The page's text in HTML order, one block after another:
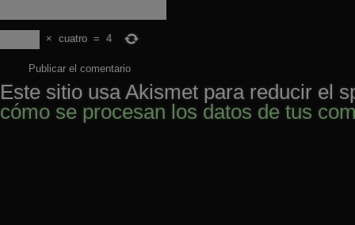
× cuatro = 4
Este sitio usa Akismet para reducir el
cómo se procesan los datos de tus